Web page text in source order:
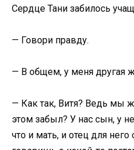
Сердце Тани забилось
— Говори правду.
— В общем, у меня другая
— Как так, Витя? Ведь мы
этом забыл? У нас сын, у
что и мать, и отец для